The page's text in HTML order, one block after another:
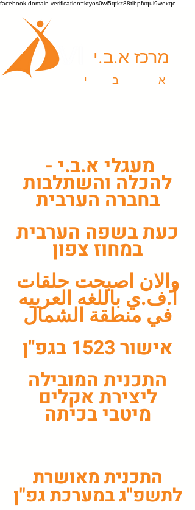
facebook-domain-verification=ktyos0wi5qtkz88tlbpfxqui9wexqc
מרכז א.ב.י
א ב י
מעגלי א.ב.י -
להכלה והשתלבות
בחברה הערבית
כעת בשפה הערבית
במחוז צפון
والان اصبحت حلقات
أ.ف.ي باللغه العربيه
في منطقة الشمال
אישור 1523 בגפ"ן
התכנית המובילה
ליצירת אקלים
מיטבי בכיתה
התכנית מאושרת
לתשפ"ג במערכת גפ"ן